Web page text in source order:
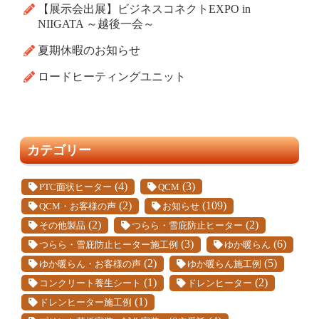
【展示会出展】ビジネスコネクトEXPO in
NIIGATA ～越後一会～
夏期休暇のお知らせ
ロードヒーティングユニット
カテゴリー
PTC面状ヒーター (4) QCM (3)
QCM・お客様の声 (2) お知らせ (109)
その他製品 (2) つらら・雪庇防止ヒーター (2)
つらら・雪庇防止ヒーター施工例 (3) ゆか暖らん (6)
ゆか暖らん・お客様の声 (2) ゆか暖らん施工例 (5)
コンクリート養生シート (1) ドレンヒーター (2)
ドレンヒーター施工例 (1)